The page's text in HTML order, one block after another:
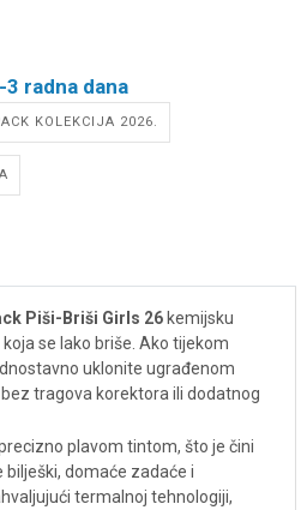
3 radna dana
KOLEKCIJA 2026.
Piši-Briši Girls 26 kemijsku
se lako briše. Ako tijekom
uklonite ugrađenom
tragova korektora ili dodatnog
plavom tintom, što je čini
domaće zadaće i
termalnoj tehnologiji,